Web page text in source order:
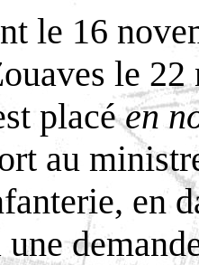
le 16
le
placéen
au
en